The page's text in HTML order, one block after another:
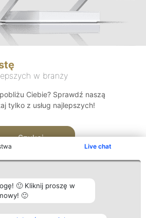
Live chat
🙂 Kliknij proszę w
🙂
w branży
Ciebie? Sprawdź naszą
tylko z usług najlepszych!
Szukaj
Plebiscyt Kontakt